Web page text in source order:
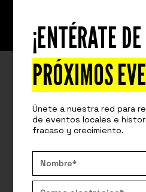
¡ENTÉRATE
PRÓXIMOS
Únete a nuestra red para
de eventos locales e
fracaso y crecimiento.
READ
PERDIENDO
DE UN
Elena Krutova comparte
de software reveló señales
November